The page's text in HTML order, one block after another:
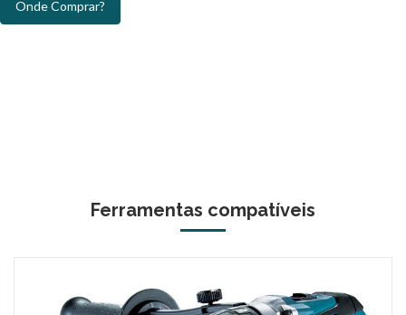
Onde Comprar?
Ferramentas compatíveis